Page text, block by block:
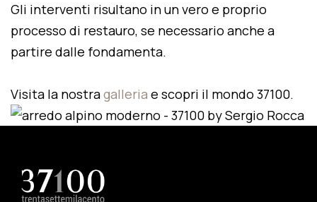
Gli interventi risultano in un vero e proprio
processo di restauro, se necessario anche a
partire dalle fondamenta.
Visita la nostragalleria e scopri il mondo 37100.